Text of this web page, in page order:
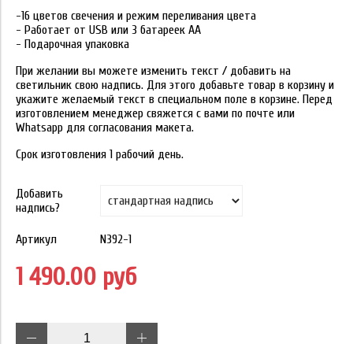
-16 цветов свечения и режим переливания цвета
- Работает от USB или 3 батареек АА
- Подарочная упаковка
При желании вы можете изменить текст / добавить на
светильник свою надпись. Для этого добавьте товар в корзину и
укажите желаемый текст в специальном поле в корзине. Перед
изготовлением менеджер свяжется с вами по почте или
Whatsapp для согласования макета.
Срок изготовления 1 рабочий день.
Добавить
надпись?
Артикул N392-1
1 490.00 руб